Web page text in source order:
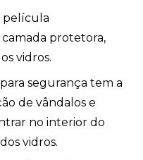
película
protetora,
vidros.
segurança tem a
de vândalos e
no interior do
vidros.